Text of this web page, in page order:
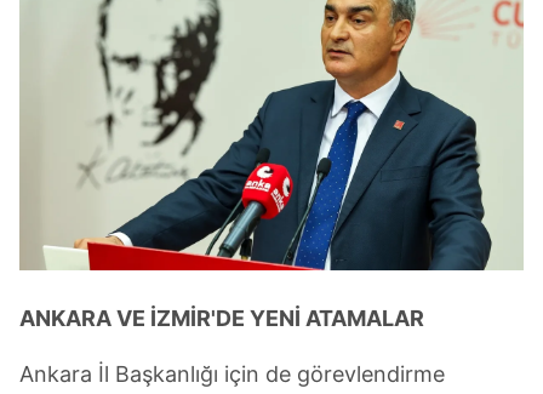
ANKARA VE İZMİR'DE YENİ ATAMALAR
Ankara İl Başkanlığı için de görevlendirme